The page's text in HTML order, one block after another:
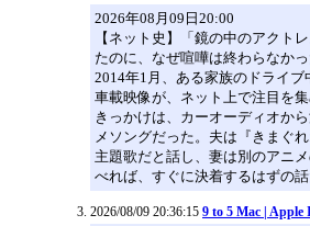
2026年08月09日20:00
【ネット史】「鏡の中のアクト
たのに、なぜ喧嘩は終わらなか
2014年1月、ある家族のドライ
車載映像が、ネット上で注目を集
きっかけは、カーオーディオか
メソングだった。夫は『きまぐ
主題歌だと話し、妻は別のアニ
べれば、すぐに決着するはずの話
2026/08/09 20:36:15 9 to 5 Mac | Apple